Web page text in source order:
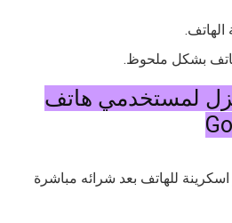
الهاتف.
بشكل ملحوظ.
لمستخدمي هاتف
للهاتف بعد شرائه مباشرة